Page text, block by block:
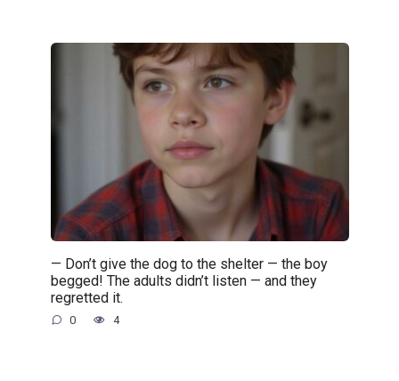
— Don’t give the dog to the shelter — the boy
begged! The adults didn’t listen — and they
regretted it.
0 4